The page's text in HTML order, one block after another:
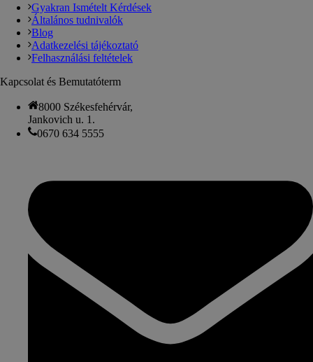
Gyakran Ismételt Kérdések
Általános tudnivalók
Blog
Adatkezelési tájékoztató
Felhasználási feltételek
Kapcsolat és Bemutatóterm
8000 Székesfehérvár,
Jankovich u. 1.
0670 634 5555